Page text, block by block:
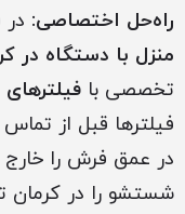
راه‌حل اختصاصی: در
منزل با دستگاه در
تخصصی با
فیلترها قبل از
در عمق فرش را خارج
شستشو را در کرمان